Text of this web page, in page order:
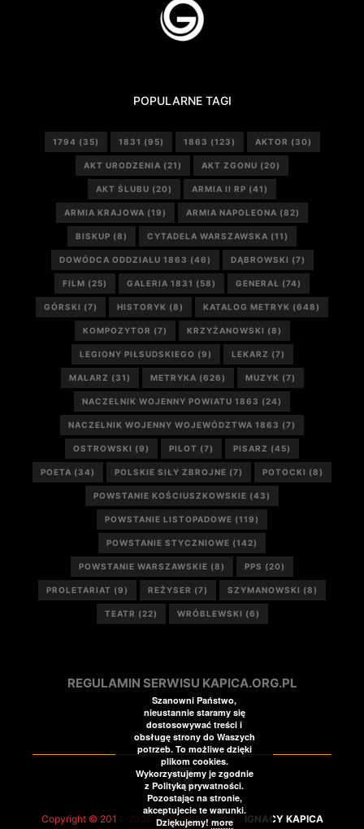
POPULARNE TAGI
1794 (35) 1831 (95) 1863 (123) AKTOR (30)
AKT URODZENIA (21) AKT ZGONU (20)
AKT ŚLUBU (20) ARMIA II RP (41)
ARMIA KRAJOWA (19) ARMIA NAPOLEONA (82)
BISKUP (8) CYTADELA WARSZAWSKA (11)
DOWÓDCA ODDZIAŁU 1863 (46) DĄBROWSKI (7)
FILM (25) GALERIA 1831 (58) GENERAŁ (74)
GÓRSKI (7) HISTORYK (8) KATALOG METRYK (648)
KOMPOZYTOR (7) KRZYŻANOWSKI (8)
LEGIONY PIŁSUDSKIEGO (9) LEKARZ (7)
MALARZ (31) METRYKA (626) MUZYK (7)
NACZELNIK WOJENNY POWIATU 1863 (24)
NACZELNIK WOJENNY WOJEWÓDZTWA 1863 (7)
OSTROWSKI (9) PILOT (7) PISARZ (45)
POETA (34) POLSKIE SIŁY ZBROJNE (7) POTOCKI (8)
POWSTANIE KOŚCIUSZKOWSKIE (43)
POWSTANIE LISTOPADOWE (119)
POWSTANIE STYCZNIOWE (142)
POWSTANIE WARSZAWSKIE (8) PPS (20)
PROLETARIAT (9) REŻYSER (7) SZYMANOWSKI (8)
TEATR (22) WRÓBLEWSKI (6)
REGULAMIN SERWISU KAPICA.ORG.PL
Copyright © 2014-2026 All Rights Reserved IGNACY KAPICA
Szanowni Państwo,
nieustannie staramy się
dostosowywać treści i
obsługę strony do Waszych
potrzeb. To możliwe dzięki
plikom cookies.
Wykorzystujemy je zgodnie
z Polityką prywatności.
Pozostając na stronie,
akceptujecie te warunki.
Dziękujemy!more